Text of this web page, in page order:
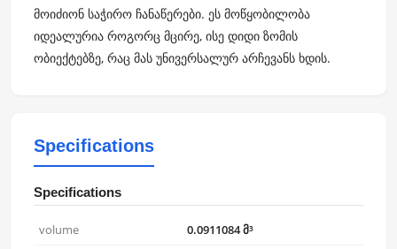
მოიძიონ საჭირო ჩანაწერები. ეს მოწყობილობა
იდეალურია როგორც მცირე, ისე დიდი ზომის
ობიექტებზე, რაც მას უნივერსალურ არჩევანს ხდის.
Specifications
Specifications
volume
0.0911084 მ³